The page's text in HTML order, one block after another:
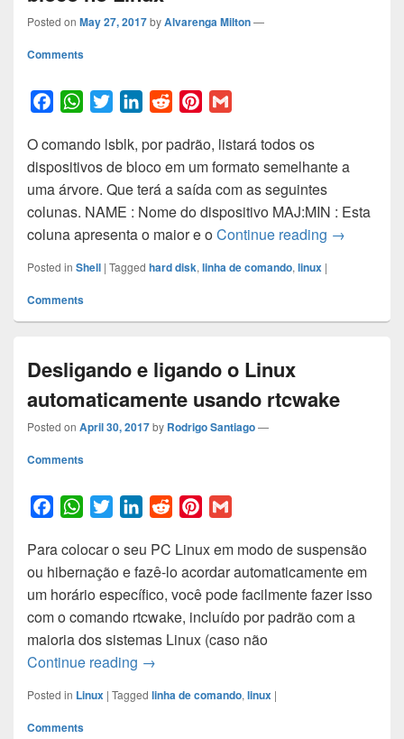
Posted on May 27, 2017byAlvarenga Milton—
Comments
c
e
b
o
o
k
W
a
t
s
A
p
p
i
t
t
e
r
n
k
e
d
I
n
R
d
d
i
t
n
t
e
r
e
s
a
i
l
O comando lsblk, por padrão, listará todos os
dispositivos de bloco em um formato semelhante a
uma árvore. Que terá a saída com as seguintes
colunas. NAME : Nome do dispositivo MAJ:MIN : Esta
coluna apresenta o maior e oContinue reading Como
→
Posted in Shell | Tagged hard disk, linha de comando, linux |
Comments
Desligando e ligando o Linux
automaticamente usando rtcwake
Posted on April 30, 2017by Rodrigo Santiago—
Comments
c
e
b
o
o
k
W
a
t
s
A
p
p
i
t
t
e
r
n
k
e
d
I
n
R
d
d
i
t
n
t
e
r
e
a
i
l
Para colocar o seu PC Linux em modo de suspensão
ou hibernação e fazê-lo acordar automaticamente em
um horário específico, você pode facilmente fazer isso
com o comando rtcwake, incluído por padrão com a
maioria dos sistemas Linux (caso não
Continue reading Desligando e ligando o Linux
→
Posted in Linux | Tagged linha de comando, linux |
Comments